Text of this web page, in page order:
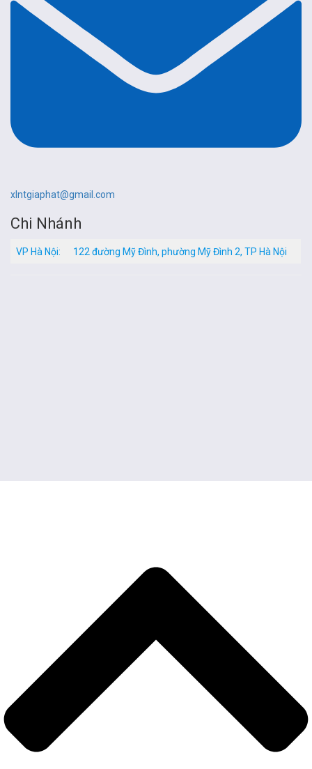
xlntgiaphat@gmail.com
Chi Nhánh
VP Hà Nội: 122 đường Mỹ Đình, phường Mỹ Đình 2, TP Hà Nội